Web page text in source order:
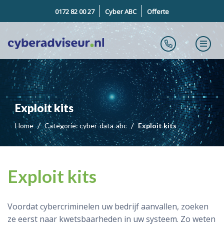
0172 82 00 27 Cyber ABC Offerte
Exploit kits
Home Categorie: cyber-data-abc Exploit kits
Exploit kits
Voordat cybercriminelen uw bedrijf aanvallen, zoeken
ze eerst naar kwetsbaarheden in uw systeem. Zo weten